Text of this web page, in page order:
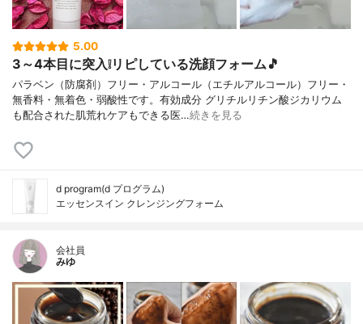
5.00
3～4本目に突入❕リピしている洗顔フォーム🎵
パラベン（防腐剤）フリー・アルコール（エチルアルコール）フリー・
無香料・無着色・弱酸性です。有効成分 グリチルリチン酸ジカリウム
も配合された肌荒れケアもできる医…続きを見る
d program(d プログラム)
エッセンスイン クレンジングフォーム
会社員
みゆ